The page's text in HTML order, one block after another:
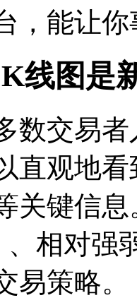
，能让
线图是
数交易
直观地
关键信
相对强
易策略。